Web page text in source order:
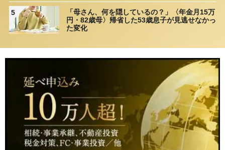
然「何かの間違いでは？」
5
「母さん、何を隠しているの？」〈年金月15万
円・82歳母〉帰省した53歳息子が見逃せなかっ
た変化